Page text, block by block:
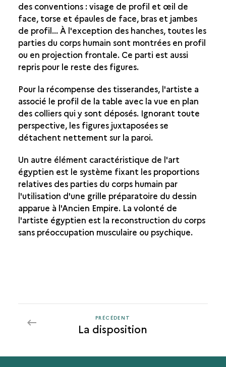
des conventions : visage de profil et œil de
face, torse et épaules de face, bras et jambes
de profil... À l'exception des hanches, toutes les
parties du corps humain sont montrées en profil
ou en projection frontale. Ce parti est aussi
repris pour le reste des figures.
Pour la récompense des tisserandes, l'artiste a
associé le profil de la table avec la vue en plan
des colliers qui y sont déposés. Ignorant toute
perspective, les figures juxtaposées se
détachent nettement sur la paroi.
Un autre élément caractéristique de l'art
égyptien est le système fixant les proportions
relatives des parties du corps humain par
l'utilisation d'une grille préparatoire du dessin
apparue à l'Ancien Empire. La volonté de
l'artiste égyptien est la reconstruction du corps
sans préoccupation musculaire ou psychique.
PRÉCÉDENT
PRÉCÉDENT
La disposition